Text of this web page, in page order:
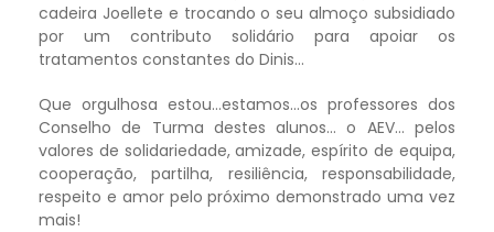
cadeira Joellete e trocando o seu almoço subsidiado
por um contributo solidário para apoiar os
tratamentos constantes do Dinis…
Que orgulhosa estou…estamos…os professores dos
Conselho de Turma destes alunos… o AEV… pelos
valores de solidariedade, amizade, espírito de equipa,
cooperação, partilha, resiliência, responsabilidade,
respeito e amor pelo próximo demonstrado uma vez
mais!